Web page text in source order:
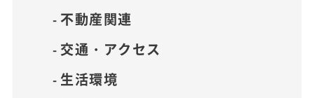
不動産関連
交通・アクセス
生活環境